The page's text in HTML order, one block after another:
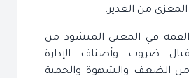
من الغدير.
في المعنى المنشود من
ضروب وأصناف الإدارة
الضعف والشهوة والحمية